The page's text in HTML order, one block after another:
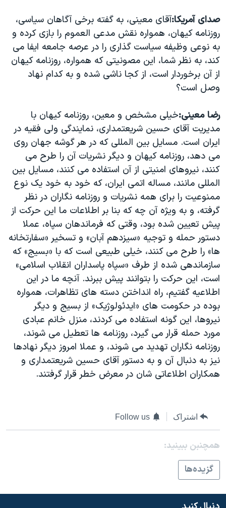
صدای آمریکا:آقای معینی، به گفته برخی آگاهان سیاسی،
روزنامه کیهان، همواره نقش مدعی العموم را بازی کرده و
به نوعی وظیفه سیاست گذاری را در عرصه جامعه ایفا می
کند، به نظر شما، این مصونیتی که همواره، روزنامه کیهان
از آن برخوردار است، از کجا ناشی شده و به کدام نهاد
وصل است؟
رضا معینی:خیلی مشخص و معین، روزنامه کیهان با
مدیریت آقای حسین شریعتمداری، نمایندگی ولی فقیه در
ایران است. مسایل بین المللی که در هر گوشه جهان روی
می دهد، روزنامه کیهان و دیگر نشریات آن را طرح می
کنند، نیروهای امنیتی از آن استفاده می کنند، مسایل بین
المللی مانند، مساله اتمی ایران، که خود به خود یک نوع
ممنوعیت را برای همه نشریات و روزنامه نگاران در نظر
گرفته، و به ویژه آن چه که بنا بر اطلاعات ما این حرکت از
پیش تعیین شده بود، وقتی که فرماندهان سپاه، عملا
دستور حمله و توجیه «سیزدهم آبان» و تسخیر «سفارتخانه
ها» را طرح می کنند، خیلی طبیعی است که با «بسیج» که
سازماندهی شده از طرف «سپاه پاسداران انقلاب اسلامی»
است، این حرکت را بتوانند پیش ببرند. آنچه ما در این
اطلاعیه گفتیم، راه انداختن دسته های تظاهرات، همواره
بوده در حکومت های «ایدئولوژیک» از بسیج و دیگر
نیروها، این گونه استفاده می کردند، منزل خانم عبادی
مورد حمله قرار می گیرد، روزنامه ها تعطیل می شوند،
روزنامه نگاران تهدید می شوند، و عملا امروز دیگر نهادها
نیز به دنبال آن و به دستور آقای حسین شریعتمداری و
همکاران اطلاعاتی شان در معرض خطر قرار گرفتند.
اشتراک Follow us
همچنبن ببینید:
گزيده‌ها